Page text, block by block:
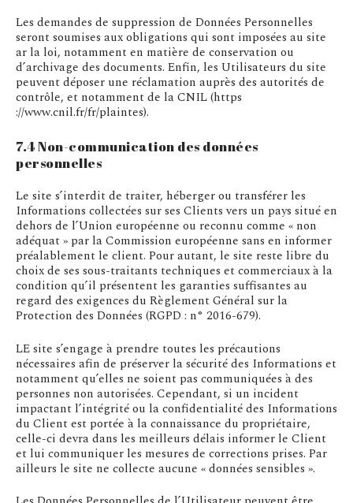
Les demandes de suppression de Données Personnelles
seront soumises aux obligations qui sont imposées au site
ar la loi, notamment en matière de conservation ou
d’archivage des documents. Enfin, les Utilisateurs du site
peuvent déposer une réclamation auprès des autorités de
contrôle, et notamment de la CNIL (https
://www.cnil.fr/fr/plaintes).
7.4 Non-communication des données
personnelles
Le site s’interdit de traiter, héberger ou transférer les
Informations collectées sur ses Clients vers un pays situé en
dehors de l’Union européenne ou reconnu comme « non
adéquat » par la Commission européenne sans en informer
préalablement le client. Pour autant, le site reste libre du
choix de ses sous-traitants techniques et commerciaux à la
condition qu’il présentent les garanties suffisantes au
regard des exigences du Règlement Général sur la
Protection des Données (RGPD : n° 2016-679).
LE site s’engage à prendre toutes les précautions
nécessaires afin de préserver la sécurité des Informations et
notamment qu’elles ne soient pas communiquées à des
personnes non autorisées. Cependant, si un incident
impactant l’intégrité ou la confidentialité des Informations
du Client est portée à la connaissance du propriétaire,
celle-ci devra dans les meilleurs délais informer le Client
et lui communiquer les mesures de corrections prises. Par
ailleurs le site ne collecte aucune « données sensibles ».